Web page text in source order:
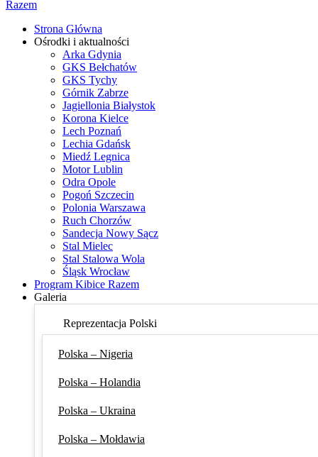
Strona Główna
Ośrodki i aktualności
Arka Gdynia
GKS Bełchatów
GKS Tychy
Górnik Zabrze
Jagiellonia Białystok
Korona Kielce
Lech Poznań
Lechia Gdańsk
Miedź Legnica
Motor Lublin
Odra Opole
Pogoń Szczecin
Polonia Warszawa
Ruch Chorzów
Sandecja Nowy Sącz
Stal Mielec
Stal Stalowa Wola
Śląsk Wrocław
Program Kibice Razem
Galeria
Reprezentacja Polski
Polska – Nigeria
Polska – Holandia
Polska – Ukraina
Polska – Mołdawia